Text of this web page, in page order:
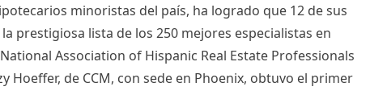
minoristas del país, ha logrado que 12 de sus
prestigiosa lista de los 250 mejores especialistas en
Association of Hispanic Real Estate Professionals
Hoeffer, de CCM, con sede en Phoenix, obtuvo el primer